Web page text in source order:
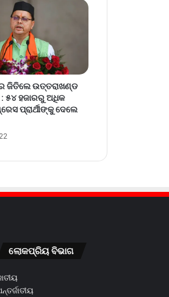
ଜିତିଲେ ଉତ୍ତରାଖଣ୍ଡ
୫୪ ହଜାରରୁ ଅଧିକ
ପ୍ରାର୍ଥୀଙ୍କୁ ଦେଲେ
ଲୋକପ୍ରିୟ ବିଭାଗ